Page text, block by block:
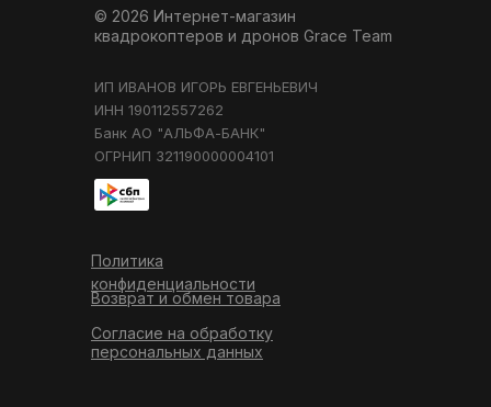
Политика
конфиденциальности
© 2026 Интернет-магазин
квадрокоптеров и дронов Grace Team
ИП ИВАНОВ ИГОРЬ ЕВГЕНЬЕВИЧ
ИНН 190112557262
Банк АО "АЛЬФА-БАНК"
ОГРНИП 321190000004101
Возврат и обмен товара
Согласие на обработку
персональных данных